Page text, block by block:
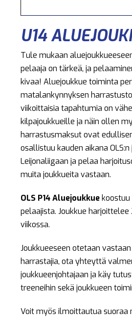
U14
Tule mukaan
pelaaja on tärkeä, ja
kivaa! Aluejoukkue toiminta
matalankynnyksen
viikoittaisia tapahtumia on
kilpajoukkueille ja näin ollen
harrastusmaksut ovat
osallistuu kauden aikana
Leijonaliigaan ja pelaa
muita joukkueita vastaan.
OLS P14 Aluejoukkuekoostuu
pelaajista. Joukkue
viikossa.
Joukkueeseen otetaan
harrastajia, ota yhteyttä
joukkueenjohtajaan ja käy
treeneihin sekä joukkueen
Voit myös ilmoittautua suoraa